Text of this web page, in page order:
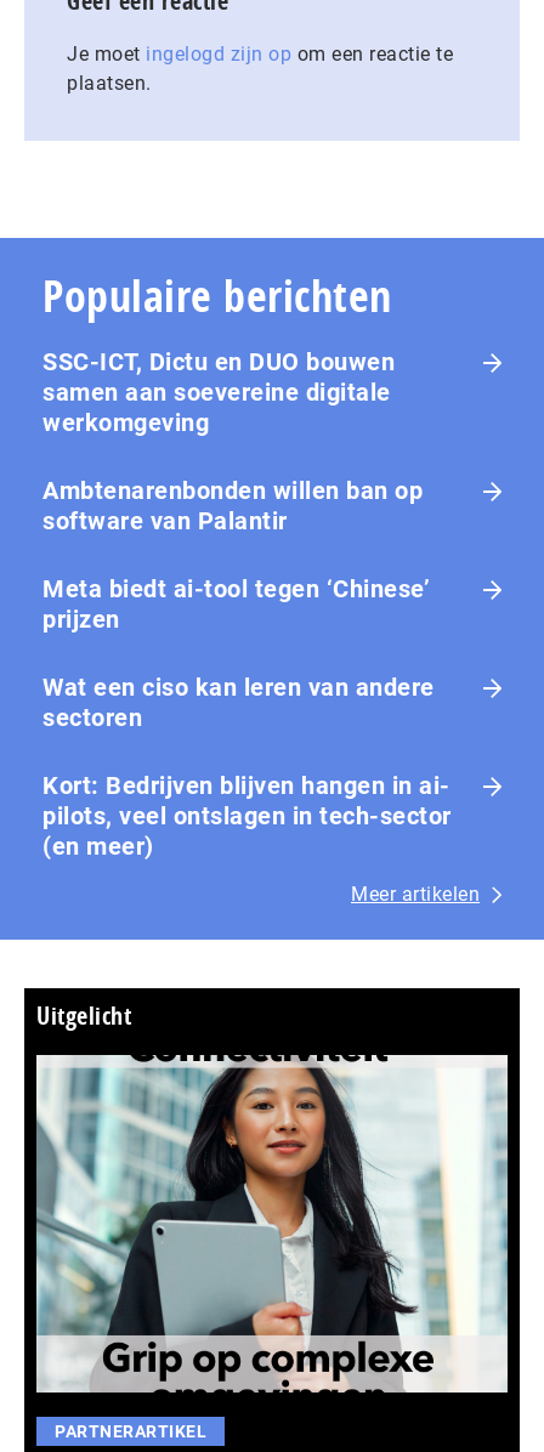
Je moet ingelogd zijn op om een reactie te
plaatsen.
Populaire berichten
SSC-ICT, Dictu en DUO bouwen
samen aan soevereine digitale
werkomgeving
Ambtenarenbonden willen ban op
software van Palantir
Meta biedt ai-tool tegen ‘Chinese’
prijzen
Wat een ciso kan leren van andere
sectoren
Kort: Bedrijven blijven hangen in ai-
pilots, veel ontslagen in tech-sector
(en meer)
Meer artikelen
Uitgelicht
PARTNERARTIKEL